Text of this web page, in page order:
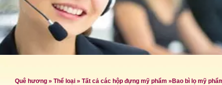
Quê hương » Thể loại » Tất cả các hộp đựng mỹ phẩm » Bao bì lọ mỹ